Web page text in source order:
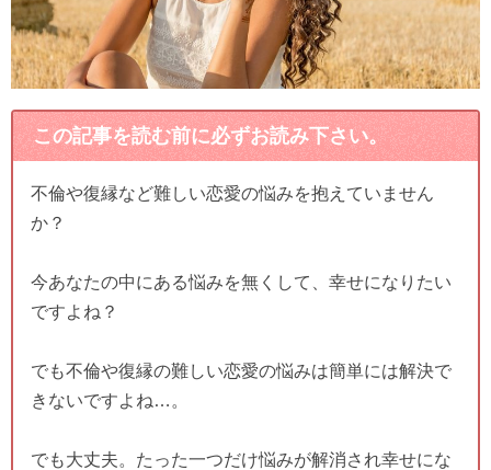
この記事を読む前に必ずお読み下さい。
不倫や復縁など難しい恋愛の悩みを抱えていません
か？
今あなたの中にある悩みを無くして、幸せになりたい
ですよね？
でも不倫や復縁の難しい恋愛の悩みは簡単には解決で
きないですよね…。
でも大丈夫。たった一つだけ悩みが解消され幸せにな